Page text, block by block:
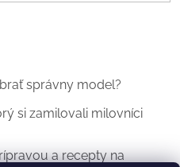
správny model?
si zamilovali milovníci
a recepty na